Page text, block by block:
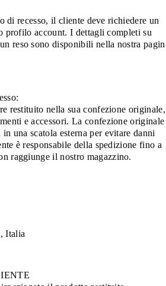
di recesso, il cliente deve richiedere un
profilo account. I dettagli completi su
reso sono disponibili nella nostra
restituito nella sua confezione originale,
e accessori. La confezione originale
in una scatola esterna per evitare danni
è responsabile della spedizione fino a
raggiunge il nostro magazzino.
Italia